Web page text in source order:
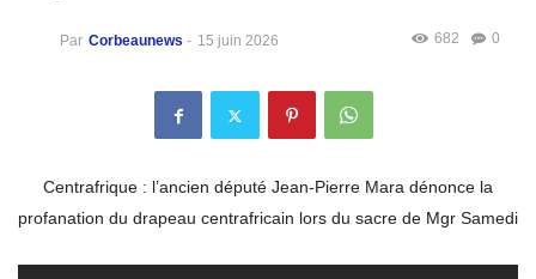
Par Corbeaunews - 15 juin 2026 0
682
Centrafrique : l’ancien député Jean-Pierre Mara dénonce la
profanation du drapeau centrafricain lors du sacre de Mgr Samedi